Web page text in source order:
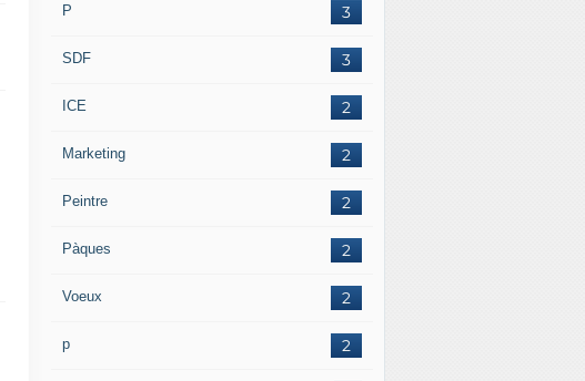
3
P
3
SDF
2
ICE
2
Marketing
2
Peintre
2
Pàques
2
Voeux
2
p